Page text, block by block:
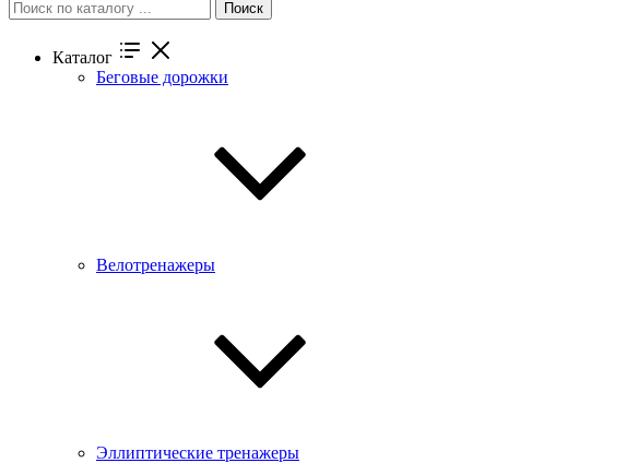
Поиск
Каталог
Беговые дорожки
Велотренажеры
Эллиптические тренажеры